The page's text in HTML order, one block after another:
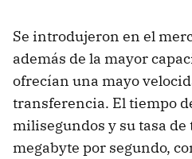
Se introdujeron en el
además de la mayor
ofrecían una mayo
transferencia. El tiempo
milisegundos y su tasa
megabyte por segundo,